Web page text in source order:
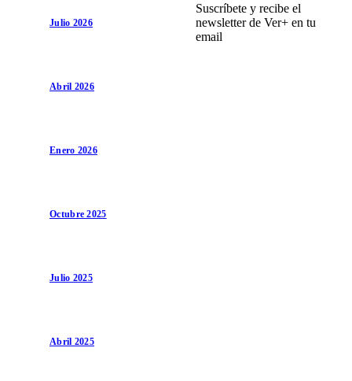
Julio 2026
Abril 2026
Enero 2026
Octubre 2025
Julio 2025
Abril 2025
Suscríbete y recibe el
newsletter de Ver+ en tu
email